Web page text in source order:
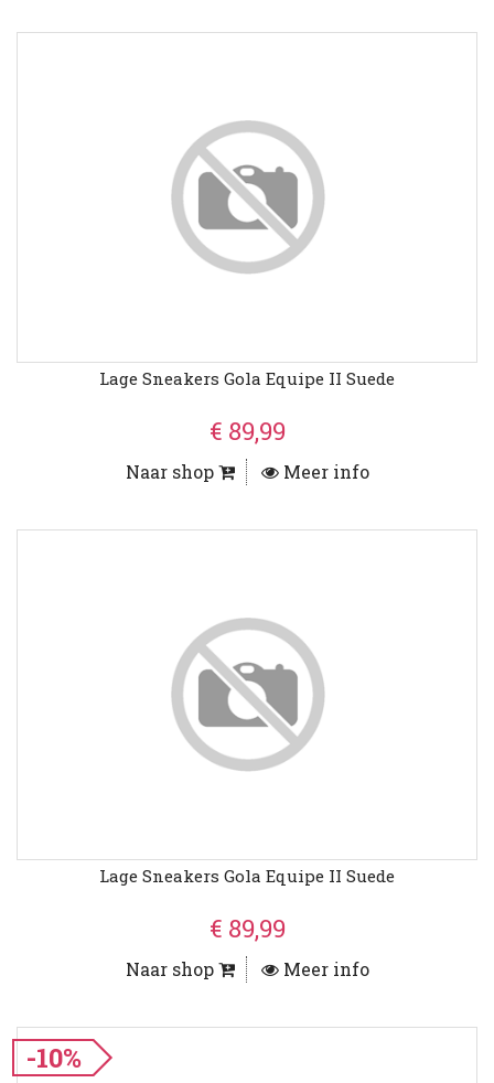
Lage Sneakers Gola Equipe II Suede
€ 89,99
Naar shop Meer info
Lage Sneakers Gola Equipe II Suede
€ 89,99
Naar shop Meer info
-10%